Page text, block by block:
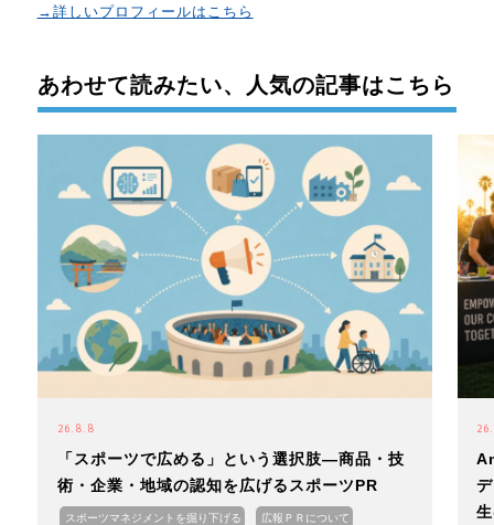
→詳しいプロフィールはこちら
あわせて読みたい、人気の記事はこちら
26.8.8
「スポーツで広める」という選択肢―商品・技
術・企業・地域の認知を広げるスポーツPR
スポーツマネジメントを掘り下げる 広報ＰＲについて